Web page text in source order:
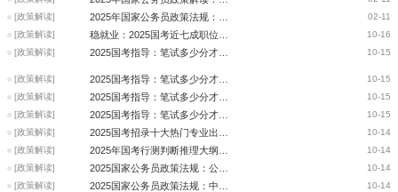
02-11
[政策解读]
10-16
[政策解读]
10-15
[政策解读]
10-15
[政策解读]
10-15
[政策解读]
10-15
[政策解读]
10-14
[政策解读]
10-14
[政策解读]
10-14
[政策解读]
10-14
[政策解读]